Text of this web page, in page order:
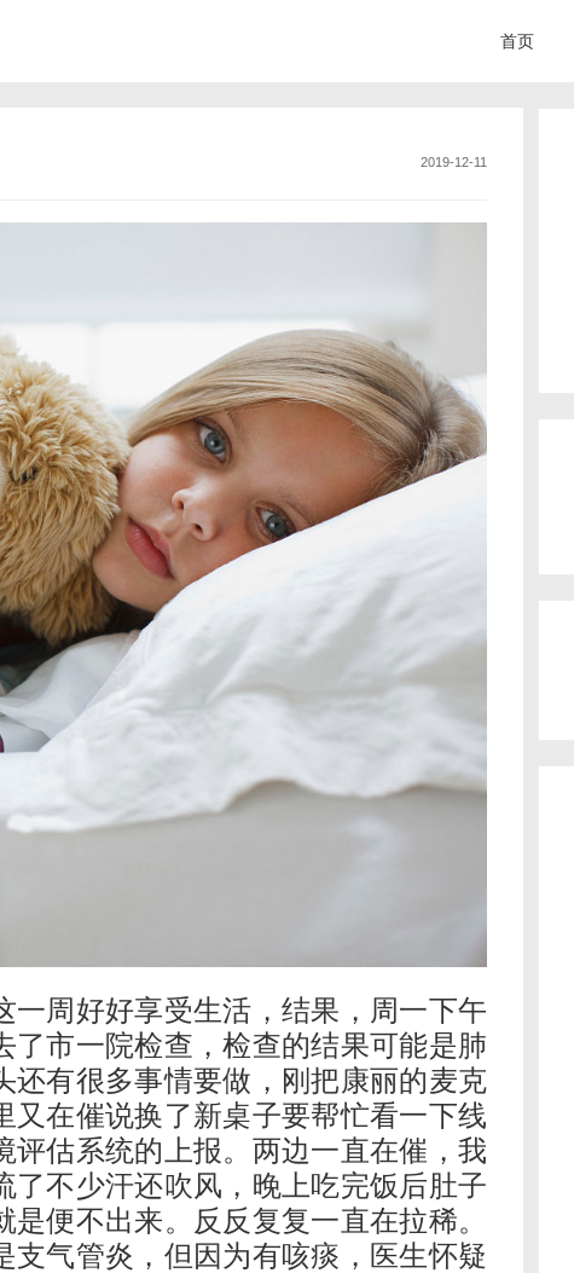
首页
2019-12-11
一周好好享受生活，结果，周一下午
市一院检查，检查的结果可能是肺
还有很多事情要做，刚把康丽的麦克
又在催说换了新桌子要帮忙看一下线
估系统的上报。两边一直在催，我
了不少汗还吹风，晚上吃完饭后肚子
便不出来。反反复复一直在拉稀。
气管炎，但因为有咳痰，医生怀疑